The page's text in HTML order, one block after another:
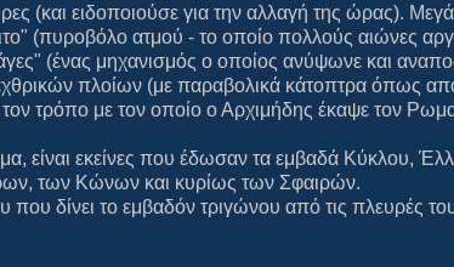
(και ειδοποιούσε για την αλλαγή της ώρας).
(πυροβόλο ατμού - το οποίο πολλούς αιώνες
(ένας μηχανισμός ο οποίος ανύψωνε και
πλοίων (με παραβολικά κάτοπτρα όπως
τρόπο με τον οποίο ο Αρχιμήδης έκαψε τον
είναι εκείνες που έδωσαν τα εμβαδά Κύκλου,
των Κώνων και κυρίως των Σφαιρών.
που δίνει το εμβαδόν τριγώνου από τις πλευρές